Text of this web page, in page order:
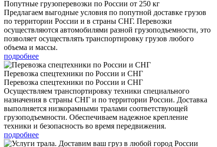
Попутные грузоперевозки по России от 250 кг
Предлагаем выгодные условия по попутной доставке грузов
по территории России и в страны СНГ. Перевозки
осуществляются автомобилями разной грузоподъемности, это
позволяет осуществлять транспортировку грузов любого
объема и массы.
подробнее
Перевозка спецтехники по России и СНГ
Перевозка спецтехники по России и СНГ
Осуществляем транспортировку техники специального
назначения в страны СНГ и по территории России. Доставка
выполняется низкорамными тралами соответствующей
грузоподъемности. Обеспечиваем надежное крепление
техники и безопасность во время передвижения.
подробнее